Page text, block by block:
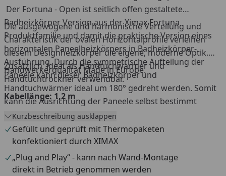
Der Fortuna - Open ist seitlich offen gestaltete
Badheizkörper Version aus der Ximax Fortuna
Produktfamilie und damit die praktische Version eines
horizontalen Paneelheizkörpers in Badheizkörper-
Ausführung. Durch die symmetrische Aufteilung der
Paneele kann dieser Badheizkörper und
Handtuchwärmer ideal um 180° gedreht werden. Somit
kann die Ausrichtung der Paneele selbst bestimmt
werden.
Die ausgewogene und harmonische Verteilung und
Charakteristik der ovalen Horizontalprofile verleihen
diesem Designheizkörper die eigene, moderne Optik.
Zusätzlich ideal als Handtuchwärmer und
Handtuchtrockner verwendbar.
Handwerkerqualität Made in Europe.
Kabellänge: 1,2 m
Kurzbeschreibung ausklappen
Gefüllt und geprüft mit Thermopaketen
konfektioniert durch XIMAX
„Plug and Play“ - kann nach Wand-Montage
direkt in Betrieb genommen werden